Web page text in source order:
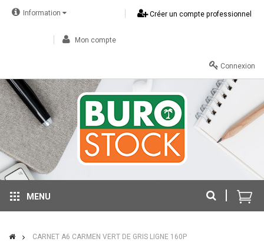
Information Créer un compte professionnel
Mon compte
Connexion
MENU
CARNET A6 CARMEN VERT DE GRIS LIGNE 160P